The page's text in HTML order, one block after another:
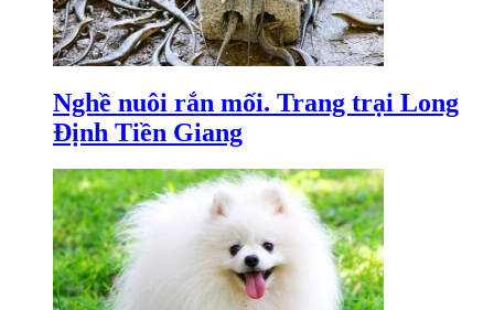
Nghề nuôi rắn mối. Trang trại Long
Định Tiền Giang